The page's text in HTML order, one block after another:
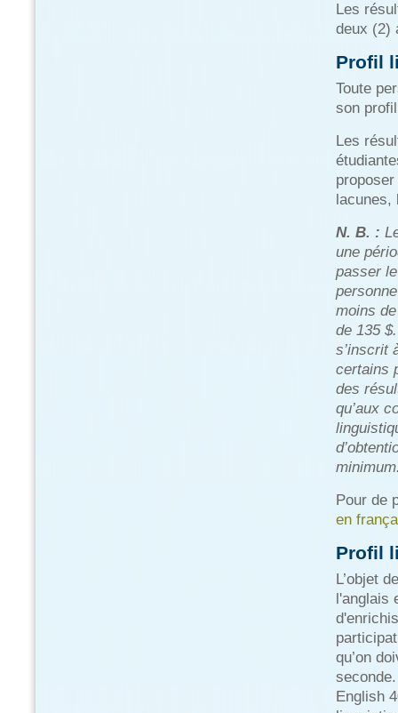
Les
deux (2)
Profil
Toute
son
Les
lacunes,
N. B. :
une
passer
moins
de 135
s’inscrit
certains
des
qu’aux
Pour de
en
Profil
L’objet
l'anglais
qu’on
English